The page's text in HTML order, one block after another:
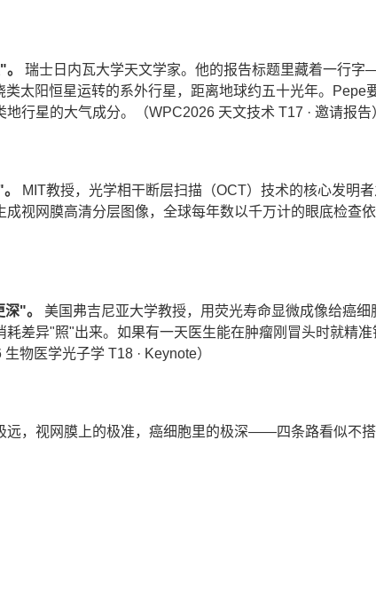
瑞士日内瓦大学天文学家。他的报告标题里藏着一行
太阳恒星运转的系外行星，距离地球约五十光年。Pepe
行星的大气成分。（WPC2026 天文技术 T17 · 邀请报告
MIT教授，光学相干断层扫描（OCT）技术的核心发明
视网膜高清分层图像，全球每年数以千万计的眼底检查
"。​
美国弗吉尼亚大学教授，用荧光寿命显微成像给癌
差异"照"出来。如果有一天医生能在肿瘤刚冒头时就精
物医学光子学 T18 · Keynote）
远，视网膜上的极准，癌细胞里的极深——四条路看似不搭